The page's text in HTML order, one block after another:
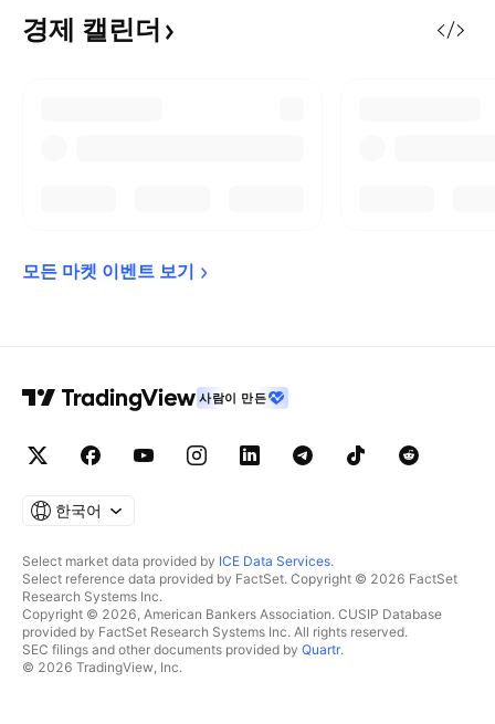
경제 캘린더
모든 마켓 이벤트 보기
사람이 만든
한국어
Select market data provided by ICE Data Services.
Select reference data provided by FactSet. Copyright © 2026 FactSet
Research Systems Inc.
Copyright © 2026, American Bankers Association. CUSIP Database
provided by FactSet Research Systems Inc. All rights reserved.
SEC filings and other documents provided by Quartr.
© 2026 TradingView, Inc.